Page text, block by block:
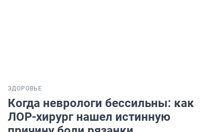
ЗДОРОВЬЕ
Когда неврологи бессильны: как
ЛОР-хирург нашел истинную